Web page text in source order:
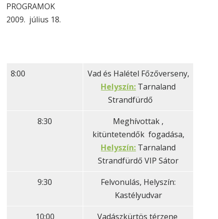
PROGRAMOK
2009. július 18.
8:00
Vad és Halétel Főzőverseny,
Helyszín: Tarnaland
Strandfürdő
8:30
Meghívottak ,
kitüntetendők fogadása,
Helyszín: Tarnaland
Strandfürdő VIP Sátor
9:30
Felvonulás, Helyszín:
Kastélyudvar
10:00
Vadászkürtös térzene